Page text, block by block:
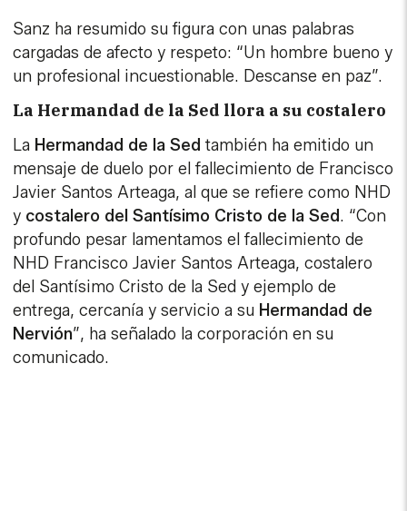
Sanz ha resumido su figura con unas palabras
cargadas de afecto y respeto: “Un hombre bueno y
un profesional incuestionable. Descanse en paz”.
La Hermandad de la Sed llora a su costalero
La Hermandad de la Sed también ha emitido un
mensaje de duelo por el fallecimiento de Francisco
Javier Santos Arteaga, al que se refiere como NHD
y costalero del Santísimo Cristo de la Sed. “Con
profundo pesar lamentamos el fallecimiento de
NHD Francisco Javier Santos Arteaga, costalero
del Santísimo Cristo de la Sed y ejemplo de
entrega, cercanía y servicio a su Hermandad de
Nervión”, ha señalado la corporación en su
comunicado.